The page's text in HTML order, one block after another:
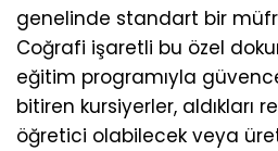
genelinde standart bir
Coğrafi işaretli bu özel
eğitim programıyla
bitiren kursiyerler, aldıkları
öğretici olabilecek veya